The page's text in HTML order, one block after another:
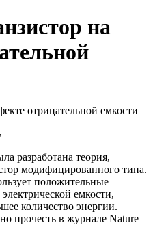
на
разработана теория,
модифицированного типа.
положительные
емкости,
количество энергии.
прочесть в журнале Nature